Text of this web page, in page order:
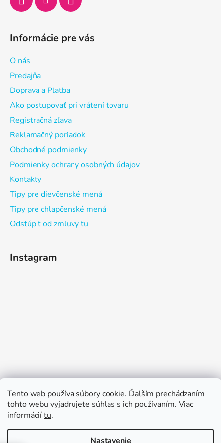
Tento web používa súbory cookie. Ďalším prechádzaním
tohto webu vyjadrujete súhlas s ich používaním. Viac
informáciítu.
Nastavenie
Informácie pre vás
O nás
Predajňa
Doprava a Platba
Ako postupovať pri vrátení tovaru
Registračná zľava
Reklamačný poriadok
Obchodné podmienky
Podmienky ochrany osobných údajov
Kontakty
Tipy pre dievčenské mená
Tipy pre chlapčenské mená
Odstúpiť od zmluvy tu
Instagram
Sledovať na Instagrame